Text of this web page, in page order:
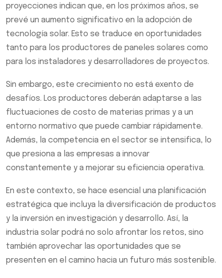
proyecciones indican que, en los próximos años, se
prevé un aumento significativo en la adopción de
tecnología solar. Esto se traduce en oportunidades
tanto para los productores de paneles solares como
para los instaladores y desarrolladores de proyectos.
Sin embargo, este crecimiento no está exento de
desafíos. Los productores deberán adaptarse a las
fluctuaciones de costo de materias primas y a un
entorno normativo que puede cambiar rápidamente.
Además, la competencia en el sector se intensifica, lo
que presiona a las empresas a innovar
constantemente y a mejorar su eficiencia operativa.
En este contexto, se hace esencial una planificación
estratégica que incluya la diversificación de productos
y la inversión en investigación y desarrollo. Así, la
industria solar podrá no solo afrontar los retos, sino
también aprovechar las oportunidades que se
presenten en el camino hacia un futuro más sostenible.